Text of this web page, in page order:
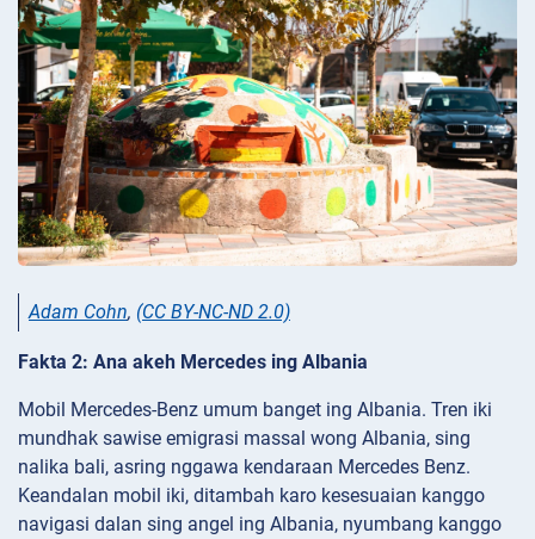
Adam Cohn, (CC BY-NC-ND 2.0)
Fakta 2: Ana akeh Mercedes ing Albania
Mobil Mercedes-Benz umum banget ing Albania. Tren iki
mundhak sawise emigrasi massal wong Albania, sing
nalika bali, asring nggawa kendaraan Mercedes Benz.
Keandalan mobil iki, ditambah karo kesesuaian kanggo
navigasi dalan sing angel ing Albania, nyumbang kanggo